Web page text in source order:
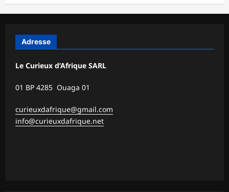
Adresse
Le Curieux d’Afrique SARL
01 BP 4285 Ouaga 01
curieuxdafrique@gmail.com
info@curieuxdafrique.net